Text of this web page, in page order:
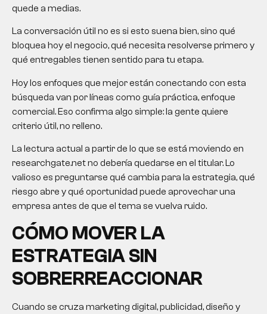
quede a medias.
La conversación útil no es si esto suena bien, sino qué
bloquea hoy el negocio, qué necesita resolverse primero y
qué entregables tienen sentido para tu etapa.
Hoy los enfoques que mejor están conectando con esta
búsqueda van por líneas como guía práctica, enfoque
comercial. Eso confirma algo simple: la gente quiere
criterio útil, no relleno.
La lectura actual a partir de lo que se está moviendo en
researchgate.net no debería quedarse en el titular. Lo
valioso es preguntarse qué cambia para la estrategia, qué
riesgo abre y qué oportunidad puede aprovechar una
empresa antes de que el tema se vuelva ruido.
CÓMO MOVER LA
ESTRATEGIA SIN
SOBRERREACCIONAR
Cuando se cruza marketing digital, publicidad, diseño y